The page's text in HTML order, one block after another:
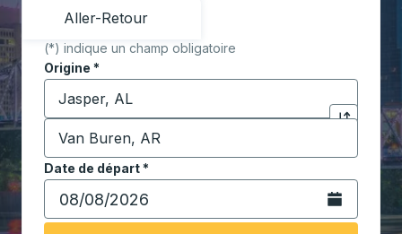
Aller-Retour
(*) indique un champ obligatoire
Origine *
Commencez à saisir la ville d'origine pour ouvrir
Cliquez
Destination *
Commencez à saisir la ville de destination pour
Date de départ*
Tapez la date au format date Barre oblique du mois à
Ouvrez le